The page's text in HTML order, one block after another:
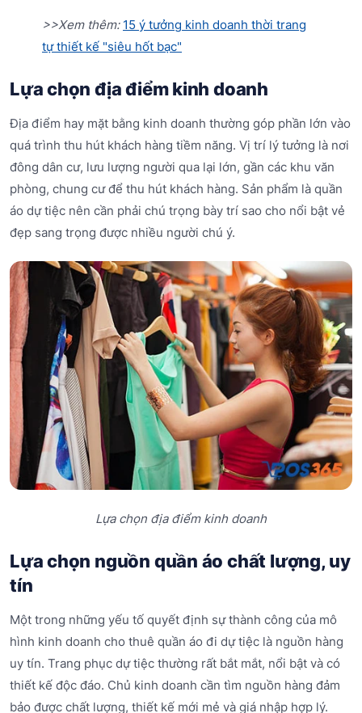
>>Xem thêm: 15 ý tưởng kinh doanh thời trang
tự thiết kế "siêu hốt bạc"
Lựa chọn địa điểm kinh doanh
Địa điểm hay mặt bằng kinh doanh thường góp phần lớn vào
quá trình thu hút khách hàng tiềm năng. Vị trí lý tưởng là nơi
đông dân cư, lưu lượng người qua lại lớn, gần các khu văn
phòng, chung cư để thu hút khách hàng. Sản phẩm là quần
áo dự tiệc nên cần phải chú trọng bày trí sao cho nổi bật vẻ
đẹp sang trọng được nhiều người chú ý.
Lựa chọn địa điểm kinh doanh
Lựa chọn nguồn quần áo chất lượng, uy
tín
Một trong những yếu tố quyết định sự thành công của mô
hình kinh doanh cho thuê quần áo đi dự tiệc là nguồn hàng
uy tín. Trang phục dự tiệc thường rất bắt mắt, nổi bật và có
thiết kế độc đáo. Chủ kinh doanh cần tìm nguồn hàng đảm
bảo được chất lượng, thiết kế mới mẻ và giá nhập hợp lý.